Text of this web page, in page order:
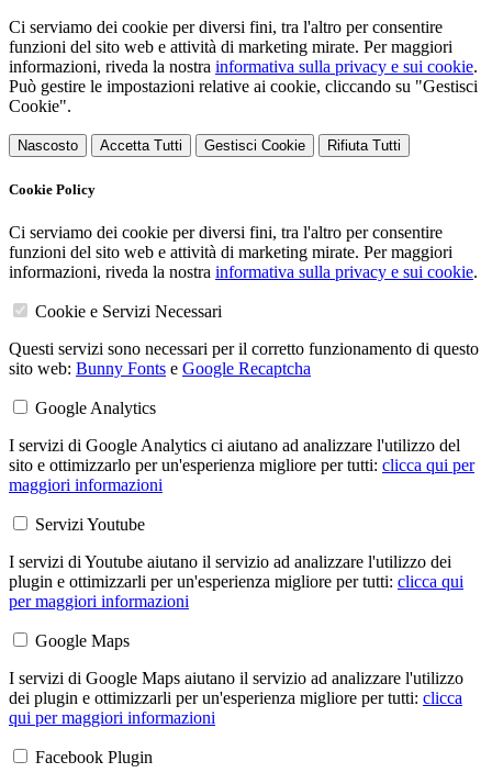
Ci serviamo dei cookie per diversi fini, tra l'altro per consentire
funzioni del sito web e attività di marketing mirate. Per maggiori
informazioni, riveda la nostra informativa sulla privacy e sui cookie.
Può gestire le impostazioni relative ai cookie, cliccando su "Gestisci
Cookie".
Nascosto Accetta Tutti Gestisci Cookie Rifiuta Tutti
Cookie Policy
Ci serviamo dei cookie per diversi fini, tra l'altro per consentire
funzioni del sito web e attività di marketing mirate. Per maggiori
informazioni, riveda la nostra informativa sulla privacy e sui cookie.
Cookie e Servizi Necessari
Questi servizi sono necessari per il corretto funzionamento di questo
sito web: Bunny Fonts e Google Recaptcha
Google Analytics
I servizi di Google Analytics ci aiutano ad analizzare l'utilizzo del
sito e ottimizzarlo per un'esperienza migliore per tutti: clicca qui per
maggiori informazioni
Servizi Youtube
I servizi di Youtube aiutano il servizio ad analizzare l'utilizzo dei
plugin e ottimizzarli per un'esperienza migliore per tutti: clicca qui
per maggiori informazioni
Google Maps
I servizi di Google Maps aiutano il servizio ad analizzare l'utilizzo
dei plugin e ottimizzarli per un'esperienza migliore per tutti: clicca
qui per maggiori informazioni
Facebook Plugin